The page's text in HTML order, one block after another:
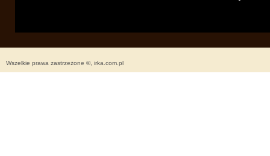
Wszelkie prawa zastrzeżone ©, irka.com.pl